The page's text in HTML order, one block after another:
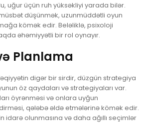
uğur üçün ruh yüksəkliyi yarada bilər.
düşünmək, uzunmüddətli oyun
kömək edir. Beləliklə, psixoloji
əhəmiyyətli bir rol oynayır.
Planlama
digər bir sirdir, düzgün strategiya
öz qaydaları və strategiyaları var.
öyrənməsi və onlara uyğun
qələbə əldə etmələrinə kömək edir.
idarə olunmasına və daha ağıllı seçimlər